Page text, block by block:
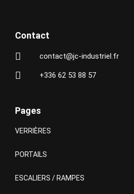
Contact
contact@jc-industriel.fr
+336 62 53 88 57
Pages
VERRIÈRES
PORTAILS
ESCALIERS / RAMPES